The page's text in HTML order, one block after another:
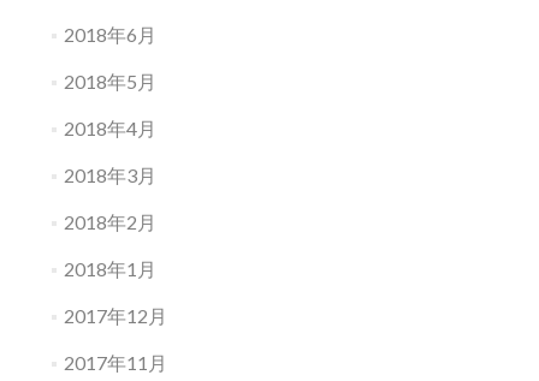
2018年6月
2018年5月
2018年4月
2018年3月
2018年2月
2018年1月
2017年12月
2017年11月